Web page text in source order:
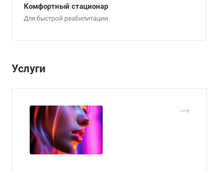
Комфортный стационар
Для быстрой реабилитации
Услуги